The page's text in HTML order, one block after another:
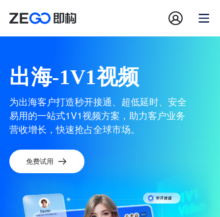
出海-1V1视频
为出海客户打造秒开接通、超低延时、安全
易用的一站式1V1视频方案，助力客户业务
营收增长，快速抢占全球市场。
免费试用